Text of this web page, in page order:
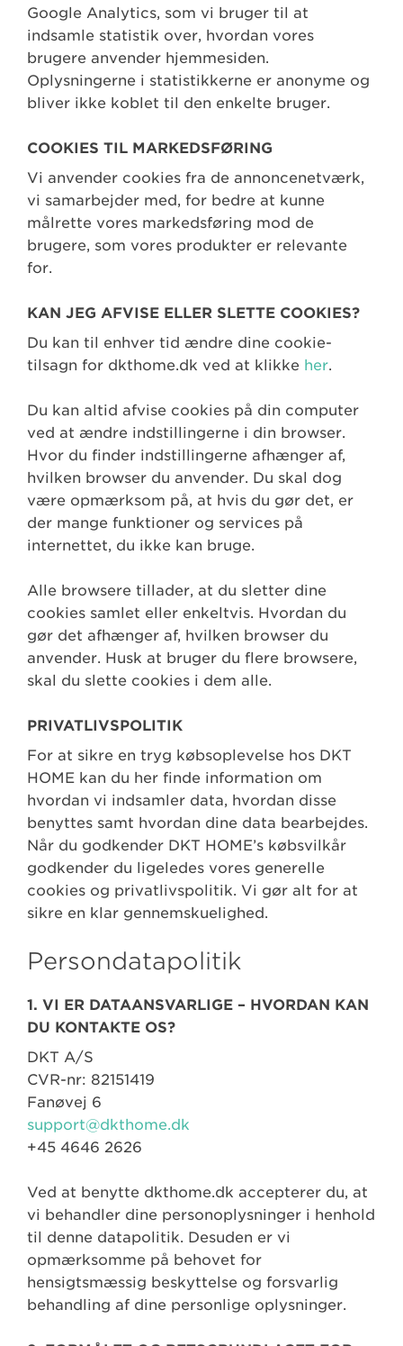
Google Analytics, som vi bruger til at
indsamle statistik over, hvordan vores
brugere anvender hjemmesiden.
Oplysningerne i statistikkerne er anonyme og
bliver ikke koblet til den enkelte bruger.
COOKIES TIL MARKEDSFØRING
Vi anvender cookies fra de annoncenetværk,
vi samarbejder med, for bedre at kunne
målrette vores markedsføring mod de
brugere, som vores produkter er relevante
for.
KAN JEG AFVISE ELLER SLETTE COOKIES?
Du kan til enhver tid ændre dine cookie-
tilsagn for dkthome.dk ved at klikke her.
Du kan altid afvise cookies på din computer
ved at ændre indstillingerne i din browser.
Hvor du finder indstillingerne afhænger af,
hvilken browser du anvender. Du skal dog
være opmærksom på, at hvis du gør det, er
der mange funktioner og services på
internettet, du ikke kan bruge.
Alle browsere tillader, at du sletter dine
cookies samlet eller enkeltvis. Hvordan du
gør det afhænger af, hvilken browser du
anvender. Husk at bruger du flere browsere,
skal du slette cookies i dem alle.
PRIVATLIVSPOLITIK
For at sikre en tryg købsoplevelse hos DKT
HOME kan du her finde information om
hvordan vi indsamler data, hvordan disse
benyttes samt hvordan dine data bearbejdes.
Når du godkender DKT HOME’s købsvilkår
godkender du ligeledes vores generelle
cookies og privatlivspolitik. Vi gør alt for at
sikre en klar gennemskuelighed.
Persondatapolitik
1. VI ER DATAANSVARLIGE – HVORDAN KAN
DU KONTAKTE OS?
DKT A/S
CVR-nr: 82151419
Fanøvej 6
support@dkthome.dk
+45 4646 2626
Ved at benytte dkthome.dk accepterer du, at
vi behandler dine personoplysninger i henhold
til denne datapolitik. Desuden er vi
opmærksomme på behovet for
hensigtsmæssig beskyttelse og forsvarlig
behandling af dine personlige oplysninger.